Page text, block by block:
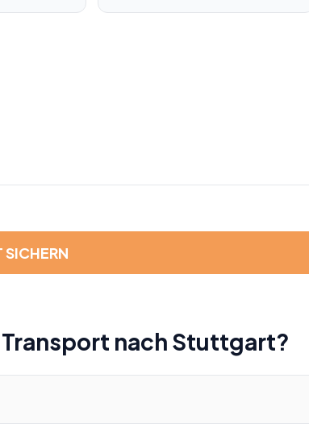
SICHERN
nach Stuttgart?